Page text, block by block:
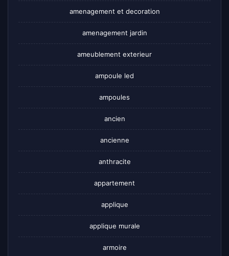
amenagement et decoration
amenagement jardin
ameublement exterieur
ampoule led
ampoules
ancien
ancienne
anthracite
appartement
applique
applique murale
armoire